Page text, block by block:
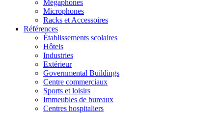
Mégaphones
Microphones
Racks et Accessoires
Références
Établissements scolaires
Hôtels
Industries
Extérieur
Governmental Buildings
Centre commerciaux
Sports et loisirs
Immeubles de bureaux
Centres hospitaliers